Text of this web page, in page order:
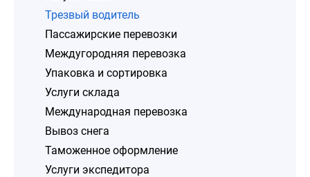
Трезвый водитель
Пассажирские перевозки
Междугородняя перевозка
Упаковка и сортировка
Услуги склада
Международная перевозка
Вывоз снега
Таможенное оформление
Услуги экспедитора